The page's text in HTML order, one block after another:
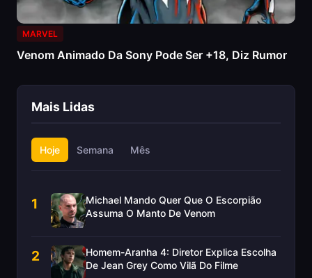
MARVEL
Venom Animado Da Sony Pode Ser +18, Diz Rumor
Mais Lidas
Hoje Semana Mês
1
Michael Mando Quer Que O Escorpião
Assuma O Manto De Venom
2
Homem-Aranha 4: Diretor Explica Escolha
De Jean Grey Como Vilã Do Filme